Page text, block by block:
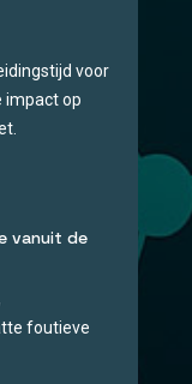
voor
impact op
vanuit de
foutieve